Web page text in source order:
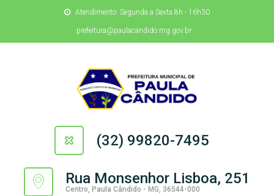
Atendimento: Segunda a Sexta 8h - 16h30
prefeitura@paulacandido.mg.gov.br
(32) 99820-7495
Rua Monsenhor Lisboa, 251
Centro, Paula Cândido - MG, 36544-000